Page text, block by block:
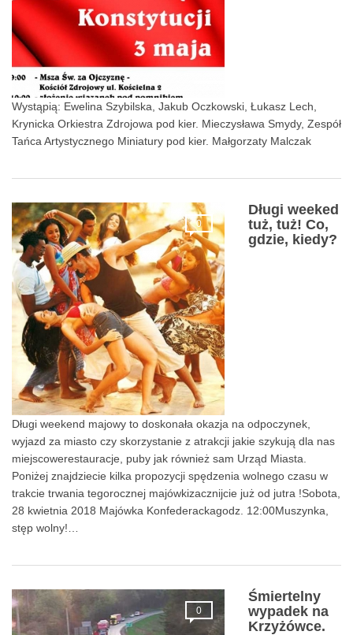
Wystąpią: Ewelina Szybilska, Jakub Oczkowski, Łukasz Lech,
Krynicka Orkiestra Zdrojowa pod kier. Mieczysława Smydy, Zespół
Tańca Artystycznego Miniatury pod kier. Małgorzaty Malczak
0
Długi weeked
tuż, tuż! Co,
gdzie, kiedy?
Długi weekend majowy to doskonała okazja na odpoczynek,
wyjazd za miasto czy skorzystanie z atrakcji jakie szykują dla nas
miejscowerestauracje, puby jak również sam Urząd Miasta.
Poniżej znajdziecie kilka propozycji spędzenia wolnego czasu w
trakcie trwania tegorocznej majówkizacznijcie już od jutra !Sobota,
28 kwietnia 2018 Majówka Konfederackagodz. 12:00Muszynka,
stęp wolny!…
0
Śmiertelny
wypadek na
Krzyżówce.